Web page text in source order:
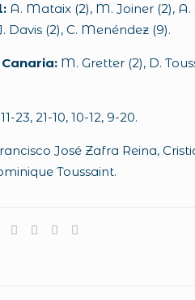
A. Mataix (2), M. Joiner (2), A.
Davis (2), C. Menéndez (9).
M. Gretter (2), D.
23, 21-10, 10-12, 9-20.
José Zafra Reina,
Toussaint.